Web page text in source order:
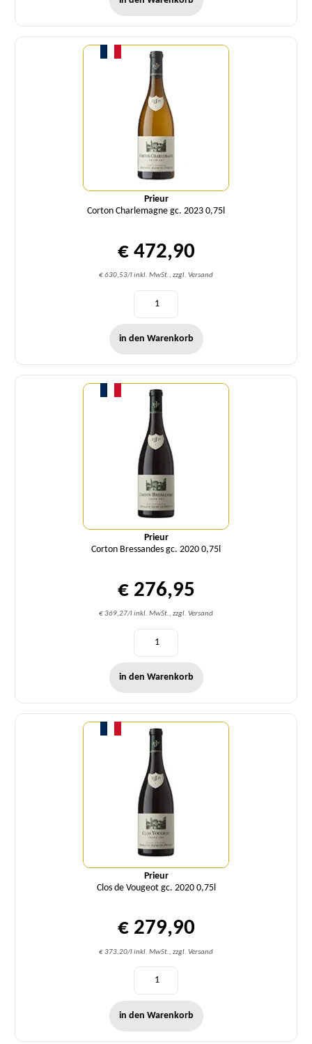
Prieur
Corton Charlemagne gc. 2023 0,75l
€ 472,90
€ 630,53/l inkl. MwSt., zzgl. Versand
Menge
in den Warenkorb
Prieur
Corton Bressandes gc. 2020 0,75l
€ 276,95
€ 369,27/l inkl. MwSt., zzgl. Versand
Menge
in den Warenkorb
Prieur
Clos de Vougeot gc. 2020 0,75l
€ 279,90
€ 373,20/l inkl. MwSt., zzgl. Versand
Menge
in den Warenkorb